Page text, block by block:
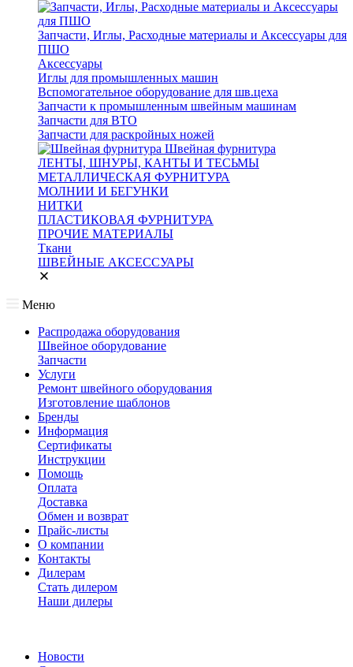
Запчасти, Иглы, Расходные материалы и Аксессуары для
ПШО
Аксессуары
Иглы для промышленных машин
Вспомогательное оборудование для шв.цеха
Запчасти к промышленным швейным машинам
Запчасти для ВТО
Запчасти для раскройных ножей
Швейная фурнитура
ЛЕНТЫ, ШНУРЫ, КАНТЫ И ТЕСЬМЫ
МЕТАЛЛИЧЕСКАЯ ФУРНИТУРА
МОЛНИИ И БЕГУНКИ
НИТКИ
ПЛАСТИКОВАЯ ФУРНИТУРА
ПРОЧИЕ МАТЕРИАЛЫ
Ткани
ШВЕЙНЫЕ АКСЕССУАРЫ
Меню
Распродажа оборудования
Швейное оборудование
Запчасти
Услуги
Ремонт швейного оборудования
Изготовление шаблонов
Бренды
Информация
Сертификаты
Инструкции
Помощь
Оплата
Доставка
Обмен и возврат
Прайс-листы
О компании
Контакты
Дилерам
Стать дилером
Наши дилеры
Новости